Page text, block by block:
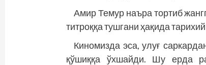
Амир Темур наъра тортиб
титроққа тушгани ҳақида
Киномизда эса, улуғ
қўшиққа ўхшайди. Шу ерда